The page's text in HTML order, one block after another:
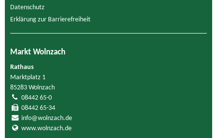
Datenschutz
Erklärung zur Barrierefreiheit
Markt Wolnzach
Rathaus
Marktplatz 1
85283 Wolnzach
08442 65-0
08442 65-34
info@wolnzach.de
www.wolnzach.de